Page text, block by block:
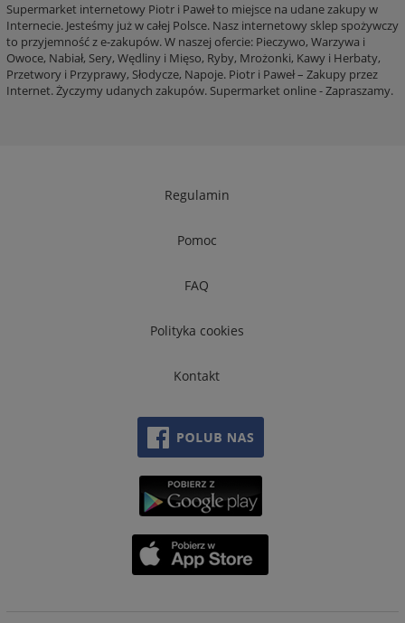
Supermarket internetowy Piotr i Paweł to miejsce na udane zakupy w
Internecie. Jesteśmy już w całej Polsce. Nasz internetowy sklep spożywczy
to przyjemność z e-zakupów. W naszej ofercie: Pieczywo, Warzywa i
Owoce, Nabiał, Sery, Wędliny i Mięso, Ryby, Mrożonki, Kawy i Herbaty,
Przetwory i Przyprawy, Słodycze, Napoje. Piotr i Paweł – Zakupy przez
Internet. Życzymy udanych zakupów. Supermarket online - Zapraszamy.
Regulamin
Pomoc
FAQ
Polityka cookies
Kontakt